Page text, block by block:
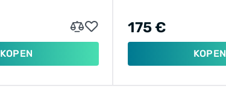
KOPEN
175 €
KOPEN